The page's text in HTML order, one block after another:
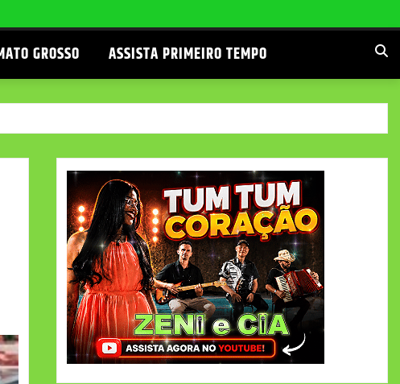
GROSSO ASSISTA PRIMEIRO TEMPO